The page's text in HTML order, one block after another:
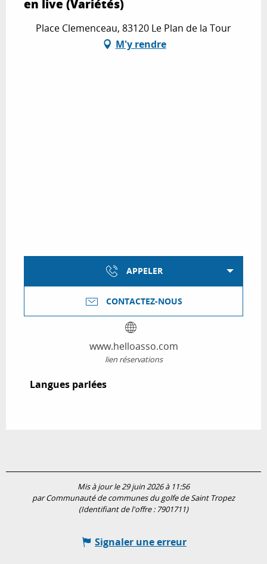
en live (Variétés)
Place Clemenceau, 83120 Le Plan de la Tour
M'y rendre
APPELER
CONTACTEZ-NOUS
www.helloasso.com
lien réservations
Langues parlées
Langues parlées
Mis à jour le 29 juin 2026 à 11:56
par Communauté de communes du golfe de Saint Tropez
(Identifiant de l'offre : 7901711)
Signaler une erreur